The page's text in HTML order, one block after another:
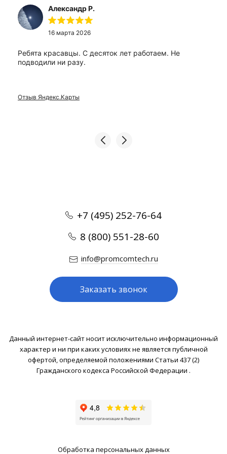
Александр Р.
16 марта 2026
Ребята красавцы. С десяток лет работаем. Не
подводили ни разу.
Отзыв Яндекс.Карты
+7 (495) 252-76-64
8 (800) 551-28-60
info@promcomtech.ru
Заказать звонок
Данный интернет-сайт носит исключительно информационный
характер и ни при каких условиях не является публичной
офертой, определяемой положениями Статьи 437 (2)
Гражданского кодекса Российской Федерации .
Обработка персональных данных